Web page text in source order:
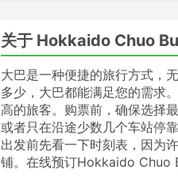
关于 Hokkaido Chuo
大巴是一种便捷的旅行方式，
多少，大巴都能满足您的需求
高的旅客。购票前，确保选择
或者只在沿途少数几个车站停
出发前先看一下时刻表，因为
铺。在线预订Hokkaido Chuo